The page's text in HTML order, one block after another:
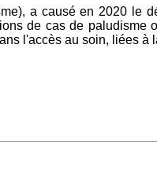
a causé en 2020 le
de cas de
l'accès au soin, liées à